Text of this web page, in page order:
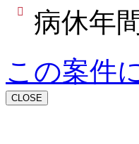
病休年
この案件
CLOSE